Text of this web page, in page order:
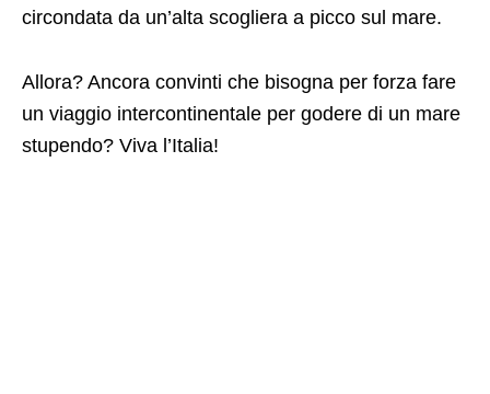
circondata da un’alta scogliera a picco sul mare.
Allora? Ancora convinti che bisogna per forza fare
un viaggio intercontinentale per godere di un mare
stupendo? Viva l’Italia!